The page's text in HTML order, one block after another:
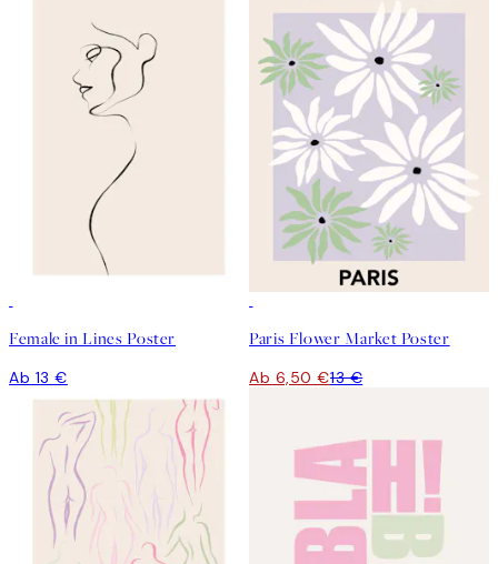
Female in Lines Poster
Ab 13 €
Paris Flower Market Poster
Ab 6,50 €13 €